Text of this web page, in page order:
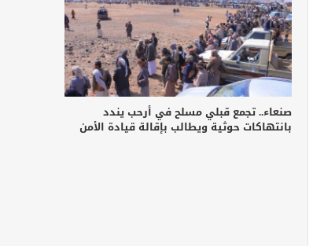
صنعاء.. تجمع قبلي مسلح في أرحب يندد
بانتهاكات حوثية ويطالب بإقالة قيادة الأمن